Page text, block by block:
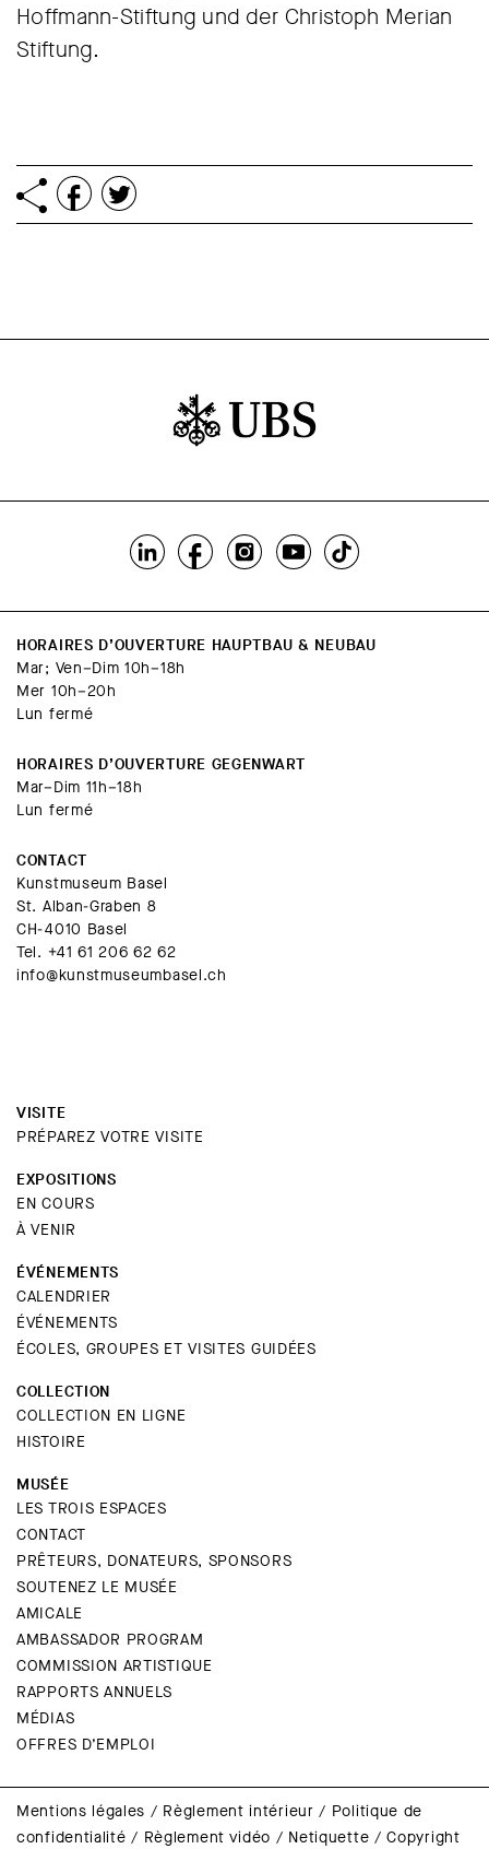
Hoffmann-Stiftung und der Christoph Merian
Stiftung.
HORAIRES D’OUVERTURE HAUPTBAU & NEUBAU
Mar; Ven–Dim 10h–18h
Mer 10h–20h
Lun fermé
HORAIRES D’OUVERTURE GEGENWART
Mar–Dim 11h–18h
Lun fermé
CONTACT
Kunstmuseum Basel
St. Alban-Graben 8
CH-4010 Basel
Tel. +41 61 206 62 62
info@kunstmuseumbasel.ch
VISITE
PRÉPAREZ VOTRE VISITE
EXPOSITIONS
EN COURS
À VENIR
ÉVÉNEMENTS
CALENDRIER
ÉVÉNEMENTS
ÉCOLES, GROUPES ET VISITES GUIDÉES
COLLECTION
COLLECTION EN LIGNE
HISTOIRE
MUSÉE
LES TROIS ESPACES
CONTACT
PRÊTEURS, DONATEURS, SPONSORS
SOUTENEZ LE MUSÉE
AMICALE
AMBASSADOR PROGRAM
COMMISSION ARTISTIQUE
RAPPORTS ANNUELS
MÉDIAS
OFFRES D’EMPLOI
Mentions légales / Règlement intérieur / Politique de
confidentialité / Règlement vidéo / Netiquette /Copyright